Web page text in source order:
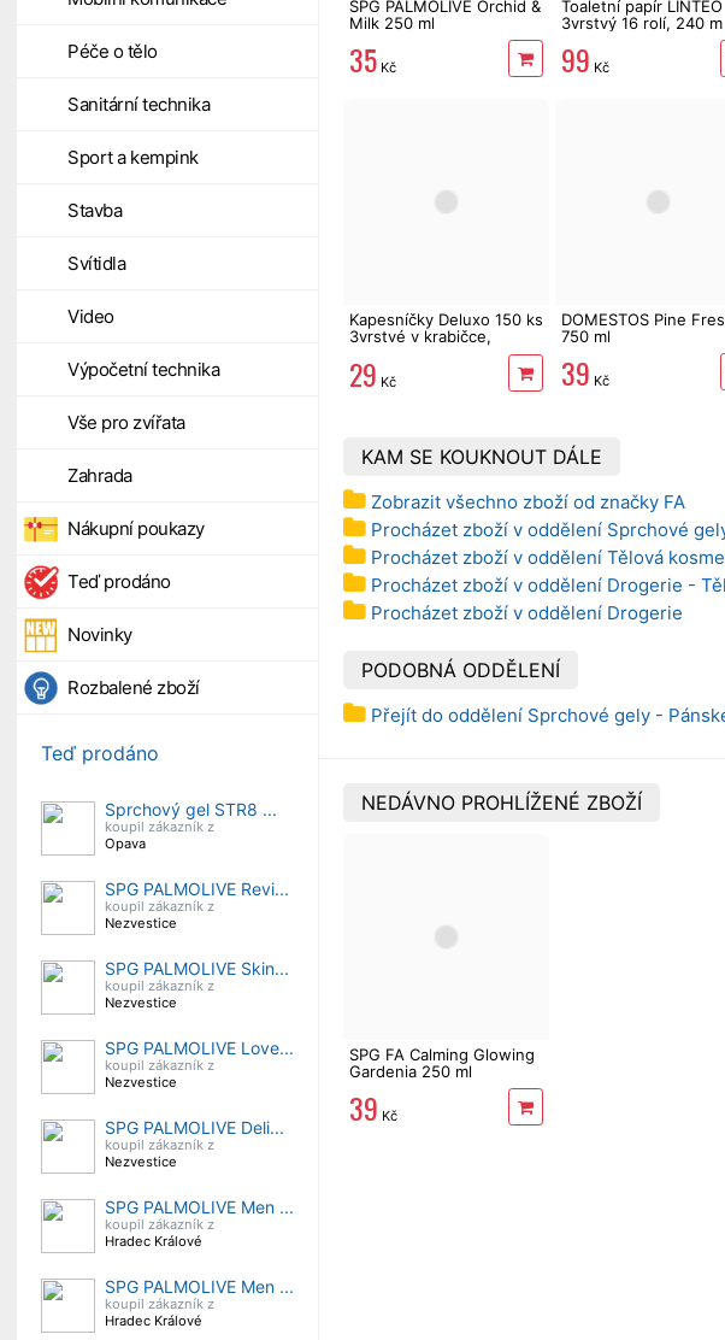
Péče o tělo
Sanitární technika
Sport a kempink
Stavba
Svítidla
Video
Výpočetní technika
Vše pro zvířata
Zahrada
Nákupní poukazy
Teď prodáno
Novinky
Rozbalené zboží
Teď prodáno
Sprchový gel STR8 ...
koupil zákazník z
Opava
SPG PALMOLIVE Revi...
koupil zákazník z
Nezvestice
SPG PALMOLIVE Skin...
koupil zákazník z
Nezvestice
SPG PALMOLIVE Love...
koupil zákazník z
Nezvestice
SPG PALMOLIVE Deli...
koupil zákazník z
Nezvestice
SPG PALMOLIVE Men ...
koupil zákazník z
Hradec Králové
SPG PALMOLIVE Men ...
koupil zákazník z
Hradec Králové
SPG PALMOLIVE Orchid &
Milk 250 ml
35 Kč
Toaletní papír LINTEO
3vrstvý 16 rolí, 240 m
99 Kč
Kapesníčky Deluxo 150 ks
3vrstvé v krabičce,
29 Kč
DOMESTOS Pine
750 ml
39 Kč
KAM SE KOUKNOUT DÁLE
Zobrazit všechno zboží od značky FA
Procházet zboží v oddělení Sprchové
Procházet zboží v oddělení Tělová
Procházet zboží v oddělení Drogerie -
Procházet zboží v oddělení Drogerie
PODOBNÁ ODDĚLENÍ
Přejít do oddělení Sprchové gely -
NEDÁVNO PROHLÍŽENÉ ZBOŽÍ
SPG FA Calming Glowing
Gardenia 250 ml
39 Kč